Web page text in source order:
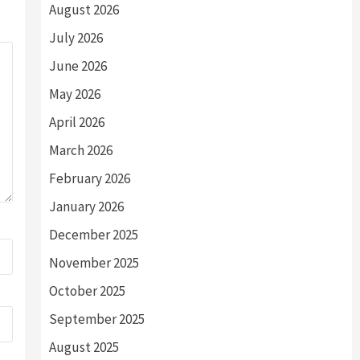
August 2026
July 2026
June 2026
May 2026
April 2026
March 2026
February 2026
January 2026
December 2025
November 2025
October 2025
September 2025
August 2025